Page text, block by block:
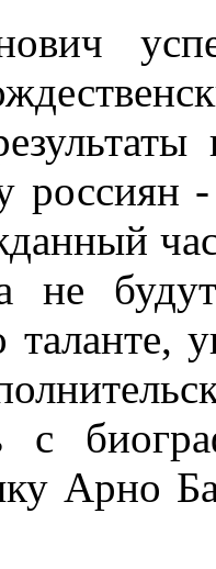
россиян
не
таланте,
с
Арно